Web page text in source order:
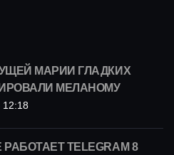
МАРИИ ГЛАДКИХ
МЕЛАНОМУ
12:18
TELEGRAM 8